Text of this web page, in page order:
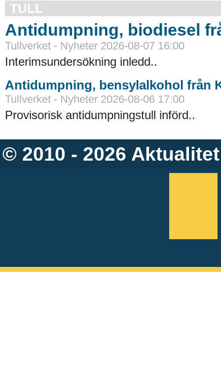
TULL
Antidumpning, biodiesel
Tullverket - Nyheter 2026-08-07 16:00
Interimsundersökning inledd..
Antidumpning, bensylalkohol från
Tullverket - Nyheter 2026-08-06 17:00
Provisorisk antidumpningstull införd..
© 2010 - 2026 Aktualitet